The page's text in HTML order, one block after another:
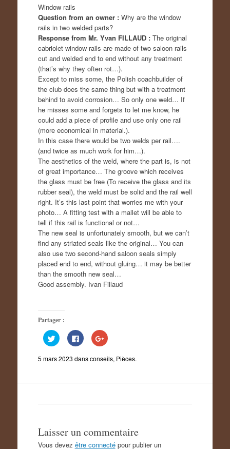
Window rails
Question from an owner :Why are the window
rails in two welded parts?
Response from Mr. Yvan FILLAUD :The original
cabriolet window rails are made of two saloon rails
cut and welded end to end without any treatment
(that’s why they often rot…).
Except to miss some, the Polish coachbuilder of
the club does the same thing but with a treatment
behind to avoid corrosion… So only one weld… If
he misses some and forgets to let me know, he
could add a piece of profile and use only one rail
(more economical in material.).
In this case there would be two welds per rail….
(and twice as much work for him…).
The aesthetics of the weld, where the part is, is not
of great importance… The groove which receives
the glass must be free (To receive the glass and its
rubber seal), the weld must be solid and the rail well
right. It’s this last point that worries me with your
photo… A fitting test with a mallet will be able to
tell if this rail is functional or not…
The new seal is unfortunately smooth, but we can’t
find any striated seals like the original… You can
also use two second-hand saloon seals simply
placed end to end, without gluing… it may be better
than the smooth new seal…
Good assembly. Ivan Fillaud
Partager :
C
l
q
u
o
p
g
e
r
C
l
u
o
p
g
e
r
C
l
q
u
o
p
g
r
5 mars 2023 dansconseils, Pièces.
Laisser un commentaire
Vous devez être connectépour publier un